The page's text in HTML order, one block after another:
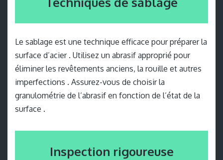
Le sablage est une technique efficace pour préparer la
surface d’acier . Utilisez un abrasif approprié pour
éliminer les revêtements anciens, la rouille et autres
imperfections . Assurez-vous de choisir la
granulométrie de l’abrasif en fonction de l’état de la
surface .
Inspection rigoureuse